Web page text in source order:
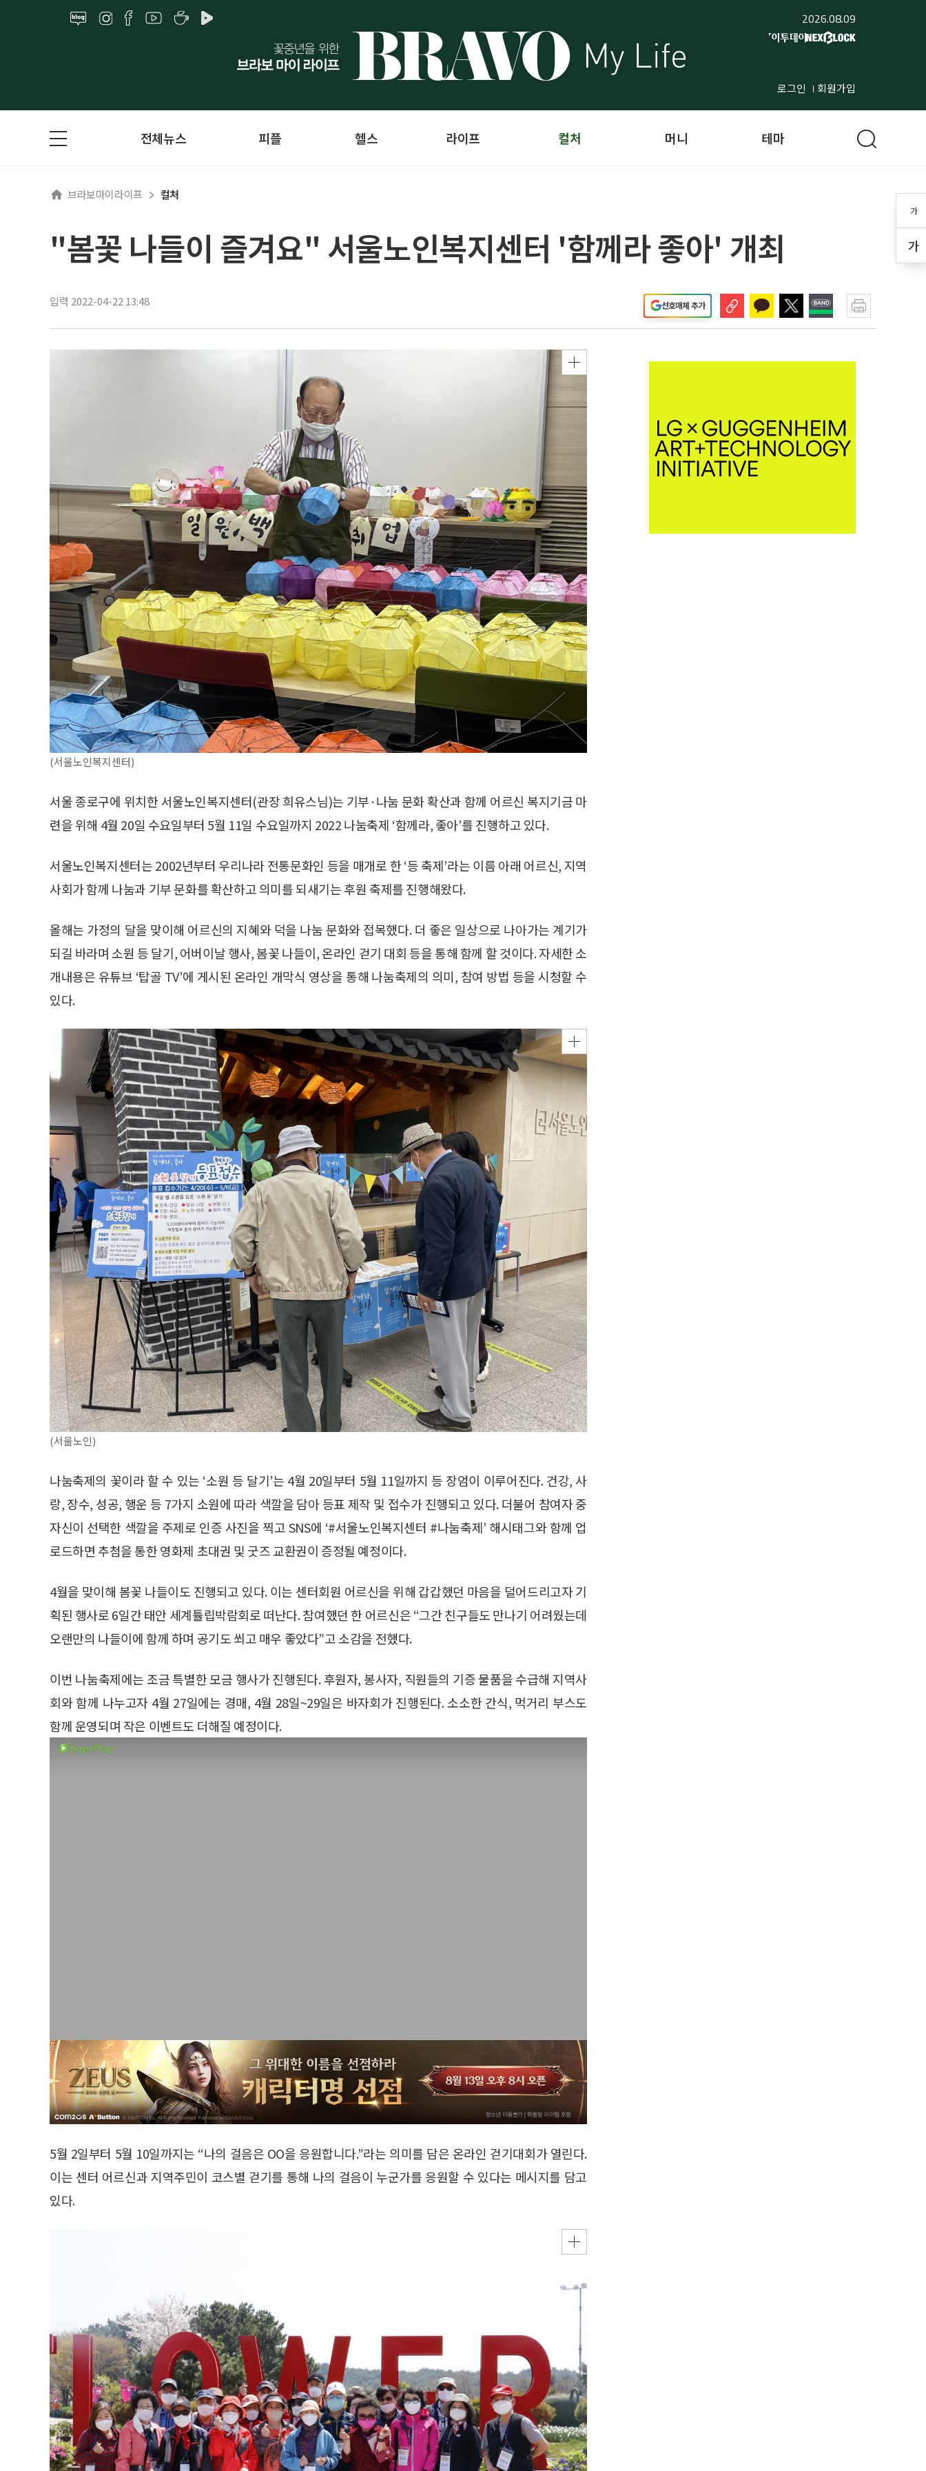
2026.08.09
로그인 회원가입
가
가
전체뉴스 피플 헬스 라이프 컬처 머니 테마
브라보마이라이프 컬처
"봄꽃 나들이 즐겨요" 서울노인복지센터 '함께라 좋아' 개최
입력 2022-04-22 13:48 선호매체 추가
(서울노인복지센터)
서울 종로구에 위치한 서울노인복지센터(관장 희유스님)는 기부·나눔 문화 확산과 함께 어르신 복지기금 마
련을 위해 4월 20일 수요일부터 5월 11일 수요일까지 2022 나눔축제 ‘함께라, 좋아’를 진행하고 있다.
서울노인복지센터는 2002년부터 우리나라 전통문화인 등을 매개로 한 ‘등 축제’라는 이름 아래 어르신, 지역
사회가 함께 나눔과 기부 문화를 확산하고 의미를 되새기는 후원 축제를 진행해왔다.
올해는 가정의 달을 맞이해 어르신의 지혜와 덕을 나눔 문화와 접목했다. 더 좋은 일상으로 나아가는 계기가
되길 바라며 소원 등 달기, 어버이날 행사, 봄꽃 나들이, 온라인 걷기 대회 등을 통해 함께 할 것이다. 자세한 소
개내용은 유튜브 ‘탑골 TV’에 게시된 온라인 개막식 영상을 통해 나눔축제의 의미, 참여 방법 등을 시청할 수
있다.
(서울노인)
나눔축제의 꽃이라 할 수 있는 ‘소원 등 달기’는 4월 20일부터 5월 11일까지 등 장엄이 이루어진다. 건강, 사
랑, 장수, 성공, 행운 등 7가지 소원에 따라 색깔을 담아 등표 제작 및 접수가 진행되고 있다. 더불어 참여자 중
자신이 선택한 색깔을 주제로 인증 사진을 찍고 SNS에 ‘#서울노인복지센터 #나눔축제’ 해시태그와 함께 업
로드하면 추첨을 통한 영화제 초대권 및 굿즈 교환권이 증정될 예정이다.
4월을 맞이해 봄꽃 나들이도 진행되고 있다. 이는 센터회원 어르신을 위해 갑갑했던 마음을 덜어드리고자 기
획된 행사로 6일간 태안 세계튤립박람회로 떠난다. 참여했던 한 어르신은 “그간 친구들도 만나기 어려웠는데
오랜만의 나들이에 함께 하며 공기도 쐬고 매우 좋았다”고 소감을 전했다.
이번 나눔축제에는 조금 특별한 모금 행사가 진행된다. 후원자, 봉사자, 직원들의 기증 물품을 수급해 지역사
회와 함께 나누고자 4월 27일에는 경매, 4월 28일~29일은 바자회가 진행된다. 소소한 간식, 먹거리 부스도
함께 운영되며 작은 이벤트도 더해질 예정이다.
5월 2일부터 5월 10일까지는 “나의 걸음은 OO을 응원합니다.”라는 의미를 담은 온라인 걷기대회가 열린다.
이는 센터 어르신과 지역주민이 코스별 걷기를 통해 나의 걸음이 누군가를 응원할 수 있다는 메시지를 담고
있다.